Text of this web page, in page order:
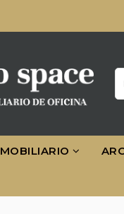
MOBILIARIO